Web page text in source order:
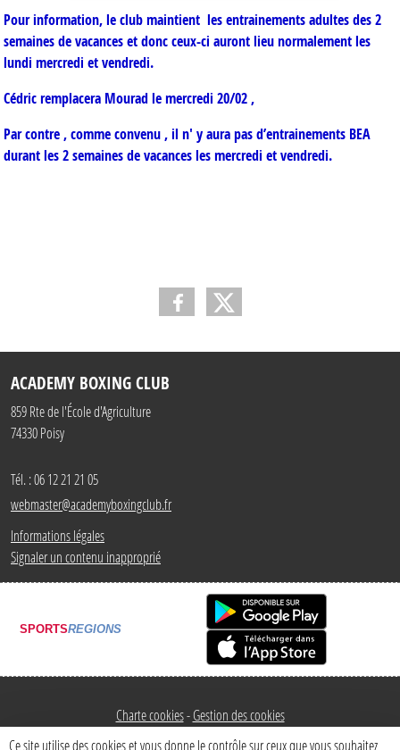
Pour information, le club maintient les entrainements adultes des 2
semaines de vacances et donc ceux-ci auront lieu normalement les
lundi mercredi et vendredi.
Cédric remplacera Mourad le mercredi 20/02 ,
Par contre , comme convenu , il n' y aura pas d’entrainements BEA
durant les 2 semaines de vacances les mercredi et vendredi.
ACADEMY BOXING CLUB
859 Rte de l'École d'Agriculture
74330Poisy
Tél. :06 12 21 21 05
webmaster@academyboxingclub.fr
Informations légales
Signaler un contenu inapproprié
SPORTSREGIONS
Charte cookies Gestion des cookies
Ce site utilise des cookies et vous donne le contrôle sur ceux que vous souhaitez